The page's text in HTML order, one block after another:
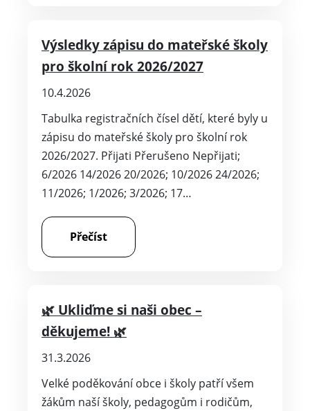
Výsledky zápisu do mateřské školy
pro školní rok 2026/2027
10.4.2026
Tabulka registračních čísel dětí, které byly u
zápisu do mateřské školy pro školní rok
2026/2027. Přijati Přerušeno Nepřijati;
6/2026 14/2026 20/2026; 10/2026 24/2026;
11/2026; 1/2026; 3/2026; 17…
Přečíst
🌿 Ukliďme si naši obec –
děkujeme! 🌿
31.3.2026
Velké poděkování obce i školy patří všem
žákům naší školy, pedagogům i rodičům,